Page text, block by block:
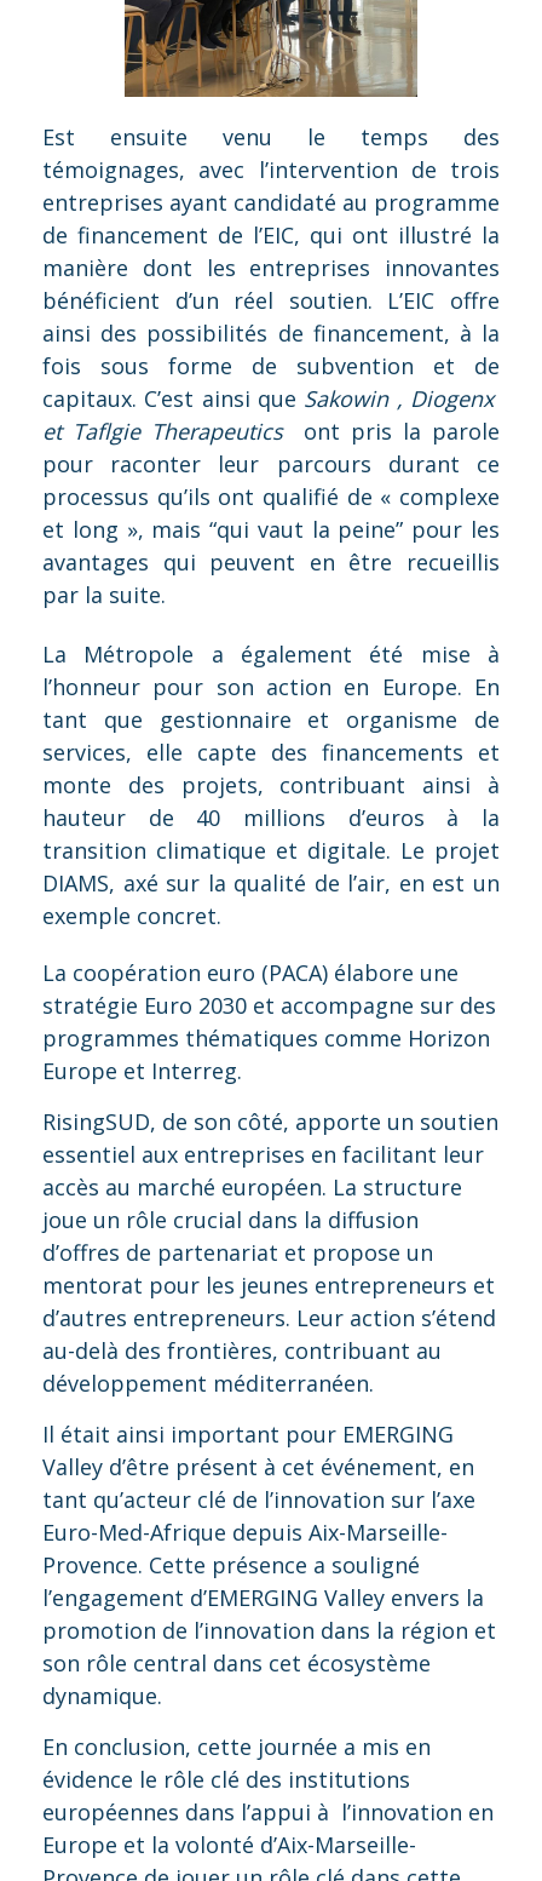
Est ensuite venu le temps des
témoignages, avec l’intervention de trois
entreprises ayant candidaté au programme
de financement de l’EIC, qui ont illustré la
manière dont les entreprises innovantes
bénéficient d’un réel soutien. L’EIC offre
ainsi des possibilités de financement, à la
fois sous forme de subvention et de
capitaux. C’est ainsi que Sakowin, Diogenx
et Taflgie Therapeutics
ont pris la parole
pour raconter leur parcours durant ce
processus qu’ils ont qualifié de « complexe
et long », mais “qui vaut la peine” pour les
avantages qui peuvent en être recueillis
par la suite.
La Métropole a également été mise à
l’honneur pour son action en Europe. En
tant que gestionnaire et organisme de
services, elle capte des financements et
monte des projets, contribuant ainsi à
hauteur de 40 millions d’euros à la
transition climatique et digitale. Le projet
DIAMS, axé sur la qualité de l’air, en est un
exemple concret.
La coopération euro (PACA) élabore une
stratégie Euro 2030 et accompagne sur des
programmes thématiques comme Horizon
Europe et Interreg.
RisingSUD, de son côté, apporte un soutien
essentiel aux entreprises en facilitant leur
accès au marché européen. La structure
joue un rôle crucial dans la diffusion
d’offres de partenariat et propose un
mentorat pour les jeunes entrepreneurs et
d’autres entrepreneurs. Leur action s’étend
au-delà des frontières, contribuant au
développement méditerranéen.
Il était ainsi important pour EMERGING
Valley d’être présent à cet événement, en
tant qu’acteur clé de l’innovation sur l’axe
Euro-Med-Afrique depuis Aix-Marseille-
Provence. Cette présence a souligné
l’engagement d’EMERGING Valley envers la
promotion de l’innovation dans la région et
son rôle central dans cet écosystème
dynamique.
En conclusion, cette journée a mis en
évidence le rôle clé des institutions
européennes dans l’appui à l’innovation en
Europe et la volonté d’Aix-Marseille-